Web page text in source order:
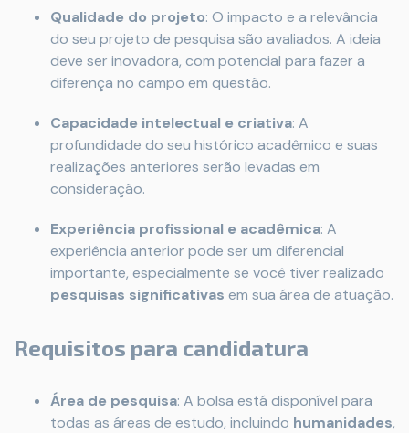
Qualidade do projeto: O impacto e a relevância
do seu projeto de pesquisa são avaliados. A ideia
deve ser inovadora, com potencial para fazer a
diferença no campo em questão.
Capacidade intelectual e criativa: A
profundidade do seu histórico acadêmico e suas
realizações anteriores serão levadas em
consideração.
Experiência profissional e acadêmica: A
experiência anterior pode ser um diferencial
importante, especialmente se você tiver realizado
pesquisas significativas em sua área de atuação.
Requisitos para candidatura
Área de pesquisa: A bolsa está disponível para
todas as áreas de estudo, incluindo humanidades,